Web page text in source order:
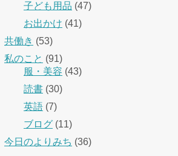
子ども用品 (47)
お出かけ (41)
共働き (53)
私のこと (91)
服・美容 (43)
読書 (30)
英語 (7)
ブログ (11)
今日のよりみち (36)